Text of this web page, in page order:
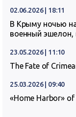
02.06.2026 | 18:11
В Крыму ночью
военный эшелон,
23.05.2026 | 11:10
The Fate of
25.03.2026 | 09:40
«Home Harbor» of